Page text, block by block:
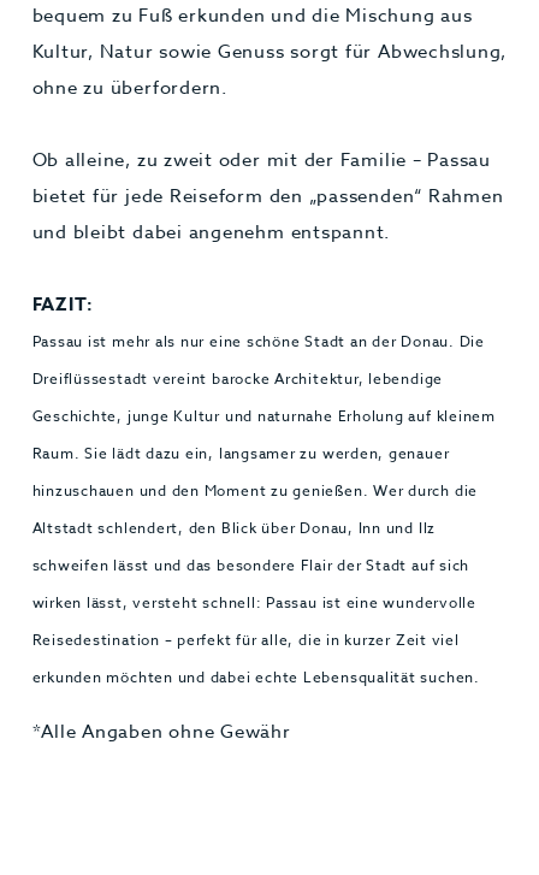
bequem zu Fuß erkunden und die Mischung aus
Kultur, Natur sowie Genuss sorgt für Abwechslung,
ohne zu überfordern.
Ob alleine, zu zweit oder mit der Familie – Passau
bietet für jede Reiseform den „passenden“ Rahmen
und bleibt dabei angenehm entspannt.
FAZIT:
Passau ist mehr als nur eine schöne Stadt an der Donau. Die
Dreiflüssestadt vereint barocke Architektur, lebendige
Geschichte, junge Kultur und naturnahe Erholung auf kleinem
Raum. Sie lädt dazu ein, langsamer zu werden, genauer
hinzuschauen und den Moment zu genießen. Wer durch die
Altstadt schlendert, den Blick über Donau, Inn und Ilz
schweifen lässt und das besondere Flair der Stadt auf sich
wirken lässt, versteht schnell: Passau ist eine wundervolle
Reisedestination – perfekt für alle, die in kurzer Zeit viel
erkunden möchten und dabei echte Lebensqualität suchen.
*Alle Angaben ohne Gewähr